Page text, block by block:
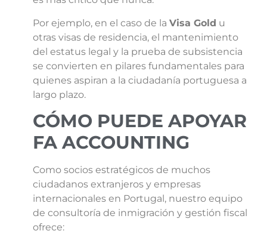
Por ejemplo, en el caso de la Visa Gold u
otras visas de residencia, el mantenimiento
del estatus legal y la prueba de subsistencia
se convierten en pilares fundamentales para
quienes aspiran a la ciudadanía portuguesa a
largo plazo.
CÓMO PUEDE APOYAR
FA ACCOUNTING
Como socios estratégicos de muchos
ciudadanos extranjeros y empresas
internacionales en Portugal, nuestro equipo
de consultoría de inmigración y gestión fiscal
ofrece: